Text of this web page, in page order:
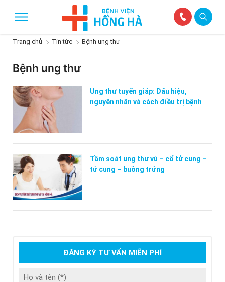
Trang chủ Tin tức Bệnh ung thư
Bệnh ung thư
Ung thư tuyến giáp: Dấu hiệu,
nguyên nhân và cách điều trị bệnh
Tầm soát ung thư vú – cổ tử cung –
tử cung – buồng trứng
ĐĂNG KÝ TƯ VẤN MIỄN PHÍ